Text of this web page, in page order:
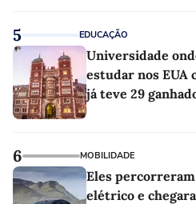
5 EDUCAÇÃO
Universidade
estudar nos EUA
já teve 29
6 MOBILIDADE
Eles
elétrico e